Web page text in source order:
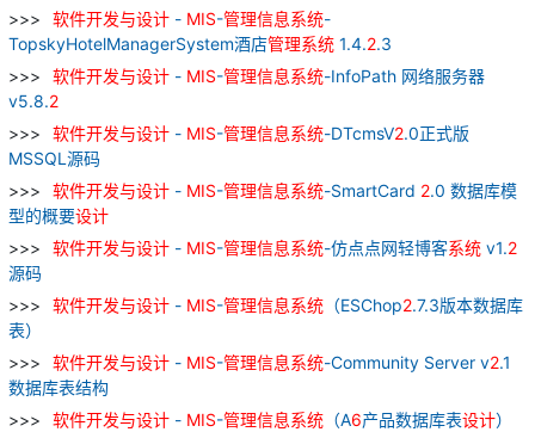
软件开发与设计 - MIS-管理信息系统-
TopskyHotelManagerSystem酒店管理系统 1.4.2.3
软件开发与设计 - MIS-管理信息系统-InfoPath 网络服务器
v5.8.2
软件开发与设计 - MIS-管理信息系统-DTcmsV2.0正式版
MSSQL源码
软件开发与设计 - MIS-管理信息系统-SmartCard 2.0 数据库模
型的概要设计
软件开发与设计 - MIS-管理信息系统-仿点点网轻博客系统 v1.2
源码
软件开发与设计 - MIS-管理信息系统 （ESChop2.7.3版本数据库
表）
软件开发与设计 - MIS-管理信息系统-Community Server v2.1
数据库表结构
软件开发与设计 - MIS-管理信息系统 （A6产品数据库表设计）